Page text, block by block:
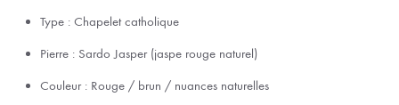
Type : Chapelet catholique
Pierre : Sardo Jasper (jaspe rouge naturel)
Couleur : Rouge / brun / nuances naturelles